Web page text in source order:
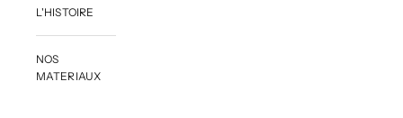
L'HISTOIRE
NOS
MATERIAUX